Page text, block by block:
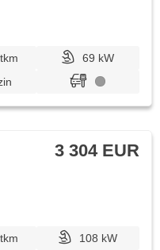
69 kW
3 304 EUR
108 kW